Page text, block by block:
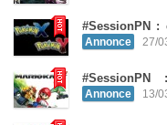
#SessionPN
Annonce 27/
Annonce 13/